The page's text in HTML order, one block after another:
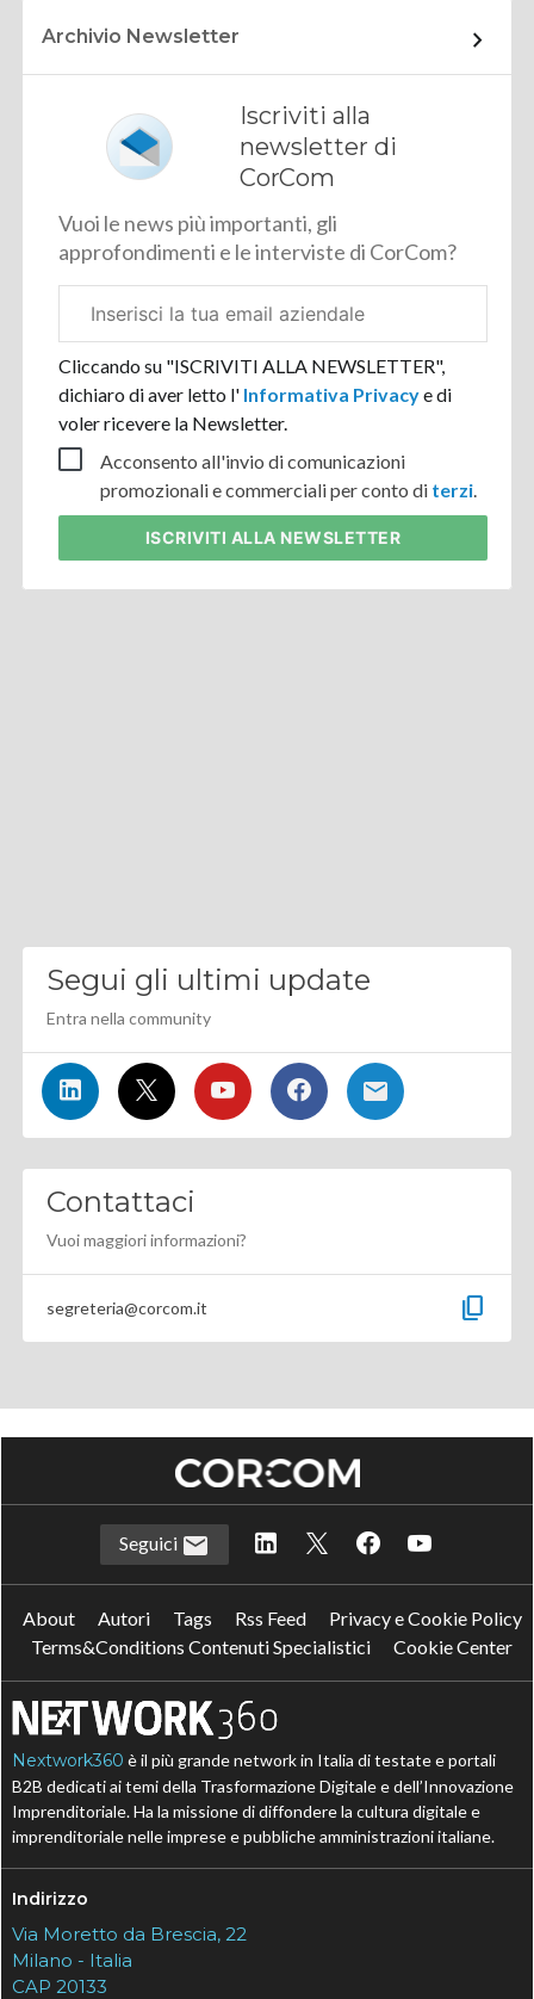
Archivio Newsletter
Iscriviti alla
newsletter di
CorCom
Vuoi le news più importanti, gli
approfondimenti e le interviste di CorCom?
aziendale
Cliccando su "ISCRIVITI ALLA NEWSLETTER",
dichiaro di aver letto l' Informativa Privacye di
voler ricevere la Newsletter.
Acconsento all'invio di comunicazioni
promozionali e commerciali per conto di terzi.
ISCRIVITI ALLA NEWSLETTER
Segui gli ultimi update
Entra nella community
Contattaci
Vuoi maggiori informazioni?
segreteria@corcom.it content_copy
Seguici
About Autori Tags Rss Feed
Privacy e Cookie Policy
Terms&Conditions Contenuti Specialistici
Cookie Center
Nextwork360 è il più grande network in Italia di testate e portali
B2B dedicati ai temi della Trasformazione Digitale e dell’Innovazione
Imprenditoriale. Ha la missione di diffondere la cultura digitale e
imprenditoriale nelle imprese e pubbliche amministrazioni italiane.
Indirizzo
Via Moretto da Brescia, 22
Milano - Italia
CAP 20133